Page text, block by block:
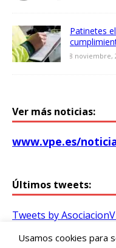
Patinetes
8 noviembre,
Ver más noticias:
www.vpe.es/
Últimos tweets:
Tweets by
Usamos cookies para